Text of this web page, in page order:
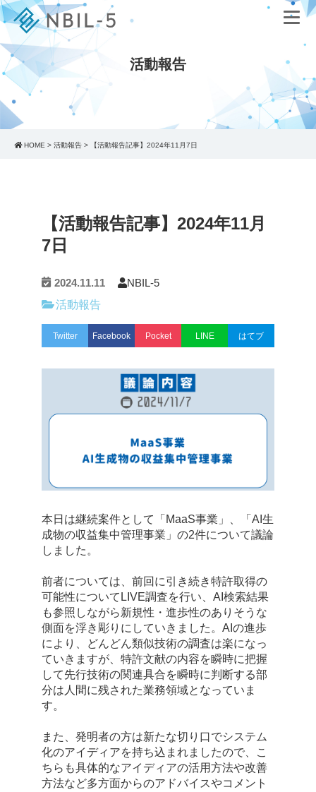
活動報告
HOME > 活動報告 > 【活動報告記事】2024年11月7日
【活動報告記事】2024年11月
7日
2024.11.11
NBIL-5
活動報告
Twitter Facebook Pocket LINE はてブ
本日は継続案件として「MaaS事業」、「AI生
成物の収益集中管理事業」の2件について議論
しました。
前者については、前回に引き続き特許取得の
可能性についてLIVE調査を行い、AI検索結果
も参照しながら新規性・進歩性のありそうな
側面を浮き彫りにしていきました。AIの進歩
により、どんどん類似技術の調査は楽になっ
ていきますが、特許文献の内容を瞬時に把握
して先行技術の関連具合を瞬時に判断する部
分は人間に残された業務領域となっていま
す。
また、発明者の方は新たな切り口でシステム
化のアイディアを持ち込まれましたので、こ
ちらも具体的なアイディアの活用方法や改善
方法など多方面からのアドバイスやコメント